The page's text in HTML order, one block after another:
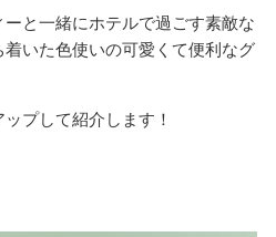
と一緒にホテルで過ごす素敵な
いた色使いの可愛くて便利なグ
プして紹介します！